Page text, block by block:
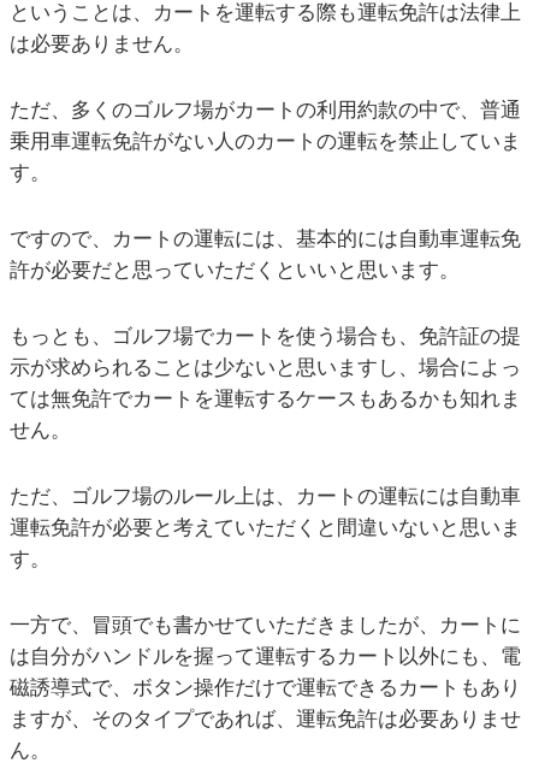
ということは、カートを運転する際も運転免許は法律上
は必要ありません。
ただ、多くのゴルフ場がカートの利用約款の中で、普通
乗用車運転免許がない人のカートの運転を禁止していま
す。
ですので、カートの運転には、基本的には自動車運転免
許が必要だと思っていただくといいと思います。
もっとも、ゴルフ場でカートを使う場合も、免許証の提
示が求められることは少ないと思いますし、場合によっ
ては無免許でカートを運転するケースもあるかも知れま
せん。
ただ、ゴルフ場のルール上は、カートの運転には自動車
運転免許が必要と考えていただくと間違いないと思いま
す。
一方で、冒頭でも書かせていただきましたが、カートに
は自分がハンドルを握って運転するカート以外にも、電
磁誘導式で、ボタン操作だけで運転できるカートもあり
ますが、そのタイプであれば、運転免許は必要ありませ
ん。